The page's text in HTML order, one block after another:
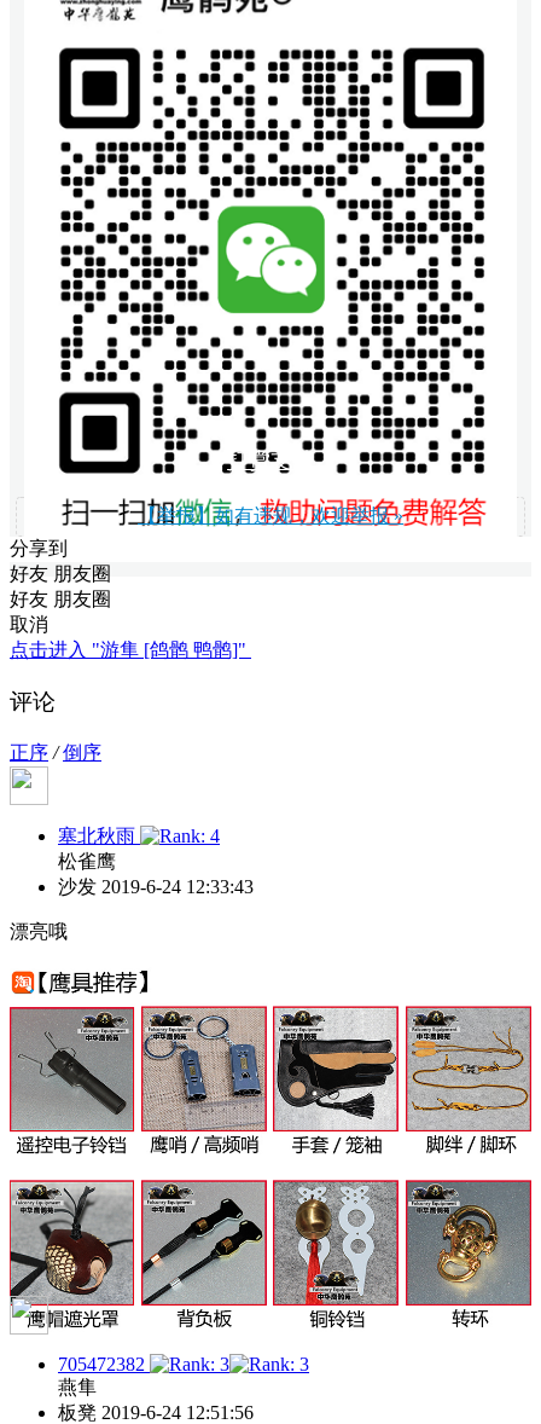
打赏支持
【举报】如有违规，欢迎举报 »
分享到
好友 朋友圈
好友 朋友圈
取消
点击进入 "游隼 [鸽鹘 鸭鹘]"
评论
正序 / 倒序
塞北秋雨
松雀鹰
沙发 2019-6-24 12:33:43
漂亮哦
705472382
燕隼
板凳 2019-6-24 12:51:56